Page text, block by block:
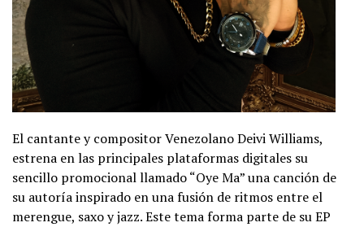
El cantante y compositor Venezolano Deivi Williams,
estrena en las principales plataformas digitales su
sencillo promocional llamado “Oye Ma” una canción de
su autoría inspirado en una fusión de ritmos entre el
merengue, saxo y jazz. Este tema forma parte de su EP